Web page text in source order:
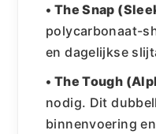
• The Snap
polycarbonaat-
en dagelijkse
• The Tough
nodig. Dit
binnenvoering